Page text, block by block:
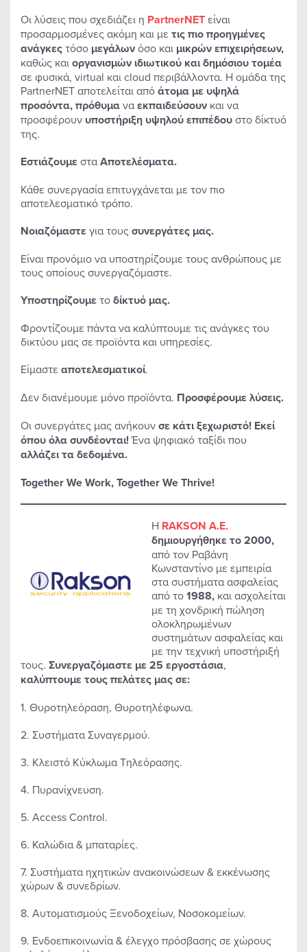
Οι λύσεις που σχεδιάζει η PartnerNETείναι
προσαρμοσμένες ακόμη και με τις πιο προηγμένες
ανάγκεςτόσο μεγάλωνόσο και μικρών επιχειρήσεων,
καθώς καιοργανισμών ιδιωτικού και δημόσιου τομέα
σε φυσικά, virtual και cloud περιβάλλοντα. Η ομάδα της
PartnerNET αποτελείται απόάτομα με υψηλά
προσόντα, πρόθυμαναεκπαιδεύσουν και να
προσφέρουν υποστήριξη υψηλού επιπέδουστο δίκτυό
της.
ΕστιάζουμεσταΑποτελέσματα.
Κάθε συνεργασία επιτυγχάνεται με τον πιο
αποτελεσματικό τρόπο.
Νοιαζόμαστεγια τουςσυνεργάτες μας.
Είναι προνόμιο να υποστηρίζουμε τους ανθρώπους με
τους οποίους συνεργαζόμαστε.
Υποστηρίζουμετοδίκτυό μας.
Φροντίζουμε πάντα να καλύπτουμε τις ανάγκες του
δικτύου μας σε προϊόντα και υπηρεσίες.
Είμαστε αποτελεσματικοί.
Δεν διανέμουμε μόνο προϊόντα. Προσφέρουμε λύσεις.
Οι συνεργάτες μας ανήκουνσε κάτι ξεχωριστό! Εκεί
όπου όλα συνδέονται!Ένα ψηφιακό ταξίδι που
αλλάζει τα δεδομένα.
Together We Work, Together We Thrive!
Η RAKSON A.E.
δημιουργήθηκε το 2000,
από τον Ραβάνη
Κωνσταντίνο με εμπειρία
στα συστήματα ασφαλείας
από το1988, και ασχολείται
με τη χονδρική πώληση
ολοκληρωμένων
συστημάτων ασφαλείας και
με την τεχνική υποστήριξή
τους. Συνεργαζόμαστε με 25 εργοστάσια,
καλύπτουμε τους πελάτες μας σε:
1. Θυροτηλεόραση, Θυροτηλέφωνα.
2. Συστήματα Συναγερμού.
3. Κλειστό Κύκλωμα Τηλεόρασης.
4. Πυρανίχνευση.
5. Access Control.
6. Καλώδια & μπαταρίες.
7. Συστήματα ηχητικών ανακοινώσεων & εκκένωσης
χώρων & συνεδρίων.
8. Αυτοματισμούς Ξενοδοχείων, Νοσοκομείων.
9. Ενδοεπικοινωνία & έλεγχο πρόσβασης σε χώρους